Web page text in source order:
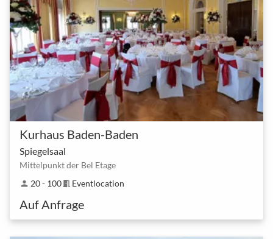
Kurhaus Baden-Baden
Spiegelsaal
Mittelpunkt der Bel Etage
person 20 - 100meeting_room Eventlocation
Auf Anfrage